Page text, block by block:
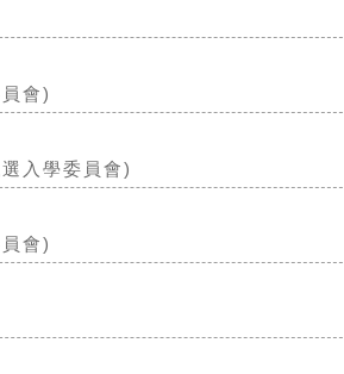
會)
入學委員會)
會)